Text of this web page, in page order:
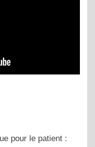
pour le patient :